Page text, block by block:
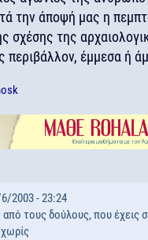
την άποψή μας η
σχέσης της
περιβάλλον, έμμεσα ή
2003 - 23:24
τους δούλους, που έχεις